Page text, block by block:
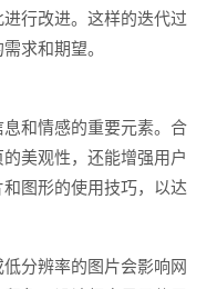
行改进。这样的迭代过
求和期望。
和情感的重要元素。合
美观性，还能增强用户
图形的使用技巧，以达
分辨率的图片会影响网
· 微信小程序开发 · 年度